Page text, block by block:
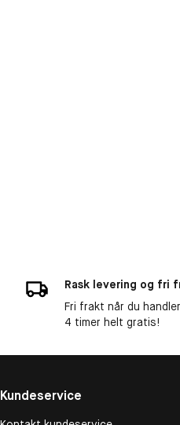
Rask levering og fri
Fri frakt når du
4 timer helt gratis!
Kundeservice